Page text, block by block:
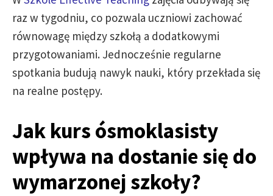
raz w tygodniu, co pozwala uczniowi zachować
równowagę między szkołą a dodatkowymi
przygotowaniami. Jednocześnie regularne
spotkania budują nawyk nauki, który przekłada się
na realne postępy.
Jak kurs ósmoklasisty
wpływa na dostanie się do
wymarzonej szkoły?